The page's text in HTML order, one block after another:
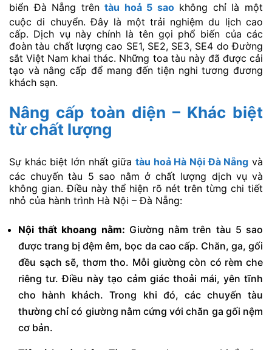
biển Đà Nẵng trêntàu hoả 5 saokhông chỉ là một
cuộc di chuyển. Đây là một trải nghiệm du lịch cao
cấp. Dịch vụ này chính là tên gọi phổ biến của các
đoàn tàu chất lượng cao SE1, SE2, SE3, SE4 do Đường
sắt Việt Nam khai thác. Những toa tàu này đã được cải
tạo và nâng cấp để mang đến tiện nghi tương đương
khách sạn.
Nâng cấp toàn diện – Khác biệt
từ chất lượng
Sự khác biệt lớn nhất giữa tàu hoả Hà Nội Đà Nẵng và
các chuyến tàu 5 sao nằm ở chất lượng dịch vụ và
không gian. Điều này thể hiện rõ nét trên từng chi tiết
nhỏ của hành trình Hà Nội – Đà Nẵng:
Nội thất khoang nằm: Giường nằm trên tàu 5 sao
được trang bị đệm êm, bọc da cao cấp. Chăn, ga, gối
đều sạch sẽ, thơm tho. Mỗi giường còn có rèm che
riêng tư. Điều này tạo cảm giác thoải mái, yên tĩnh
cho hành khách. Trong khi đó, các chuyến tàu
thường chỉ có giường nằm cứng với chăn ga gối nệm
cơ bản.